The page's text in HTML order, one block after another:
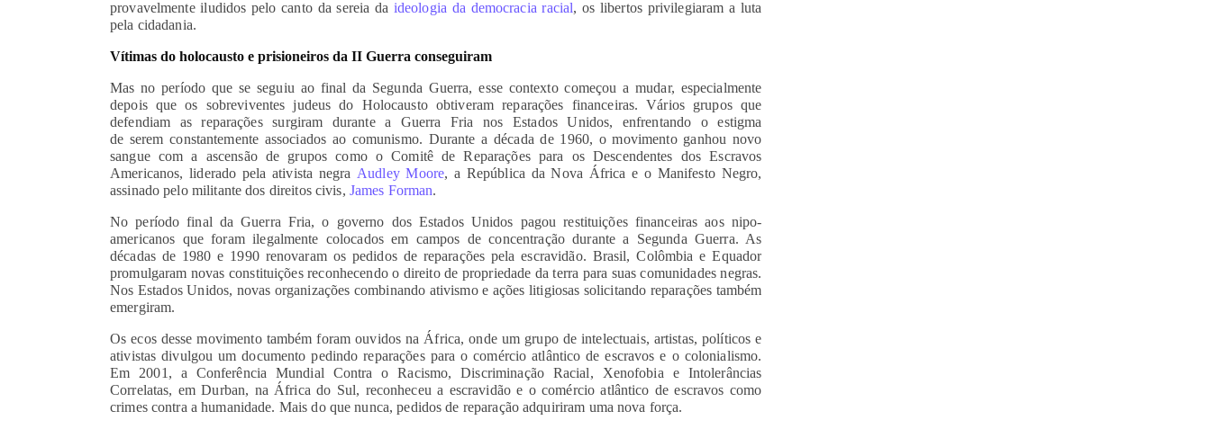
provavelmente iludidos pelo canto da sereia da ideologia da democracia racial, os libertos privilegiaram a luta
pela cidadania.
Vítimas do holocausto e prisioneiros da II Guerra conseguiram
Mas no período que se seguiu ao final da Segunda Guerra, esse contexto começou a mudar, especialmente
depois que os sobreviventes judeus do Holocausto obtiveram reparações financeiras. Vários grupos que
defendiam as reparações surgiram durante a Guerra Fria nos Estados Unidos, enfrentando o estigma
de serem constantemente associados ao comunismo. Durante a década de 1960, o movimento ganhou novo
sangue com a ascensão de grupos como o Comitê de Reparações para os Descendentes dos Escravos
Americanos, liderado pela ativista negra Audley Moore, a República da Nova África e o Manifesto Negro,
assinado pelo militante dos direitos civis, James Forman.
No período final da Guerra Fria, o governo dos Estados Unidos pagou restituições financeiras aos nipo-
americanos que foram ilegalmente colocados em campos de concentração durante a Segunda Guerra. As
décadas de 1980 e 1990 renovaram os pedidos de reparações pela escravidão. Brasil, Colômbia e Equador
promulgaram novas constituições reconhecendo o direito de propriedade da terra para suas comunidades negras.
Nos Estados Unidos, novas organizações combinando ativismo e ações litigiosas solicitando reparações também
emergiram.
Os ecos desse movimento também foram ouvidos na África, onde um grupo de intelectuais, artistas, políticos e
ativistas divulgou um documento pedindo reparações para o comércio atlântico de escravos e o colonialismo.
Em 2001, a Conferência Mundial Contra o Racismo, Discriminação Racial, Xenofobia e Intolerâncias
Correlatas, em Durban, na África do Sul, reconheceu a escravidão e o comércio atlântico de escravos como
crimes contra a humanidade. Mais do que nunca, pedidos de reparação adquiriram uma nova força.